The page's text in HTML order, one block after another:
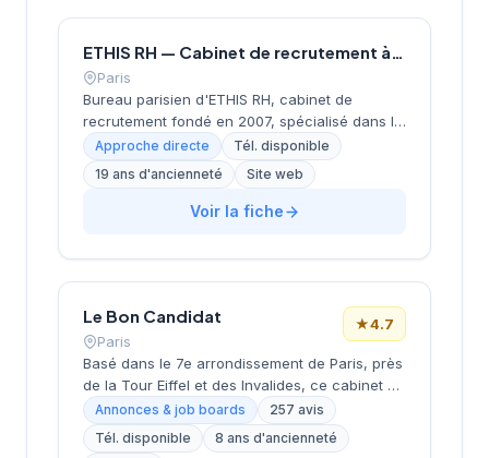
ETHIS RH — Cabinet de recrutement à Paris
Paris
Bureau parisien d'ETHIS RH, cabinet de
recrutement fondé en 2007, spécialisé dans le
conseil en ressources humaines, le
recrutement de cadres et dirigeants, le
coaching et l'outplacement. Situé au 16 rue de
Monceau dans le 8e arrondissement de Paris,
Approche directe
Tél. disponible
19 ans d'ancienneté
Site web
Voir la fiche
Le Bon Candidat
Paris
★4.7
Basé dans le 7e arrondissement de Paris, près
de la Tour Eiffel et des Invalides, ce cabinet de
recrutement bénéficie d'une localisation
prestigieuse au cœur de la capitale. Installé
rue de Bellechasse, il accompagne les
Annonces & job boards
257 avis
Tél. disponible
8 ans d'ancienneté